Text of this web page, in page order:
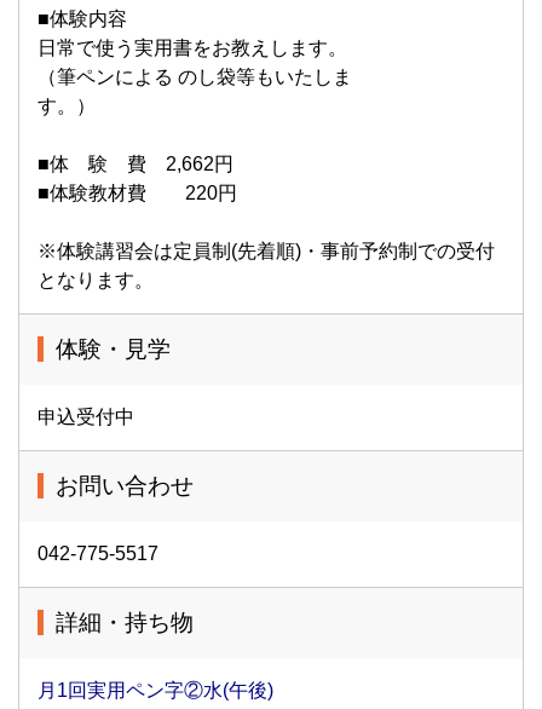
■体験内容
日常で使う実用書をお教えします。
（筆ペンによる のし袋等もいたしま
す。）
■体 験 費 2,662円
■体験教材費 220円
※体験講習会は定員制(先着順)・事前予約制での受付
となります。
体験・見学
申込受付中
お問い合わせ
042-775-5517
詳細・持ち物
月1回実用ペン字②水(午後)